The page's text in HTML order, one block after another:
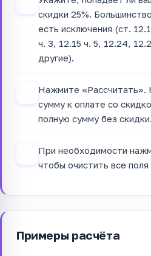
скидки 25%.
есть исключения (ст.
ч. 3, 12.15 ч. 5, 12.24,
другие).
Нажмите «Рассчитать».
сумму к оплате со
полную сумму без скидки.
При необходимости
чтобы очистить все
Примеры расчёта